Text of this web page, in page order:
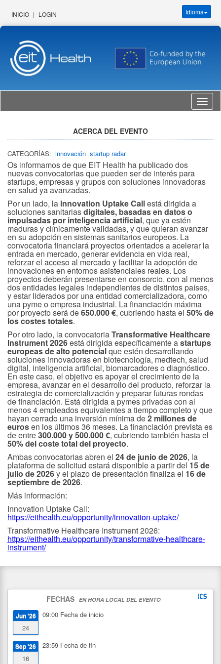
INICIO | LOGIN Idioma
Idioma
ACERCA DEL EVENTO
CATEGORÍAS: innovación startup radar
Os informamos de que EIT Health ha publicado dos
nuevas convocatorias que pueden ser de interés para
startups, empresas y grupos con soluciones innovadoras
en salud ya avanzadas.
Por un lado, la Innovation Uptake Callestá dirigida a
soluciones sanitariasdigitales, basadas en datos o
impulsadas por inteligencia artificial, que ya estén
maduras y clínicamente validadas, y que quieran avanzar
en su adopción en sistemas sanitarios europeos. La
convocatoria financiará proyectos orientados a acelerar la
entrada en mercado, generar evidencia en vida real,
reforzar el acceso al mercado y facilitar la adopción de
innovaciones en entornos asistenciales reales. Los
proyectos deberán presentarse en consorcio, con al menos
dos entidades legales independientes de distintos países,
y estar liderados por una entidad comercializadora, como
una pyme o empresa industrial. La financiación máxima
por proyecto será de650.000 €, cubriendo hasta el 50% de
los costes totales.
Por otro lado, la convocatoriaTransformative Healthcare
Instrument 2026está dirigida específicamente astartups
europeas de alto potencialque estén desarrollando
soluciones innovadoras en biotecnología, medtech, salud
digital, inteligencia artificial, biomarcadores o diagnóstico.
En este caso, el objetivo es apoyar el crecimiento de la
empresa, avanzar en el desarrollo del producto, reforzar la
estrategia de comercialización y preparar futuras rondas
de financiación. Está dirigida a pymes privadas con al
menos 4 empleados equivalentes a tiempo completo y que
hayan cerrado una inversión mínima de2 millones de
eurosen los últimos 36 meses. La financiación prevista es
de entre300.000 y 500.000 €, cubriendo también hasta el
50% del coste total del proyecto.
Ambas convocatorias abren el 24 de junio de 2026, la
plataforma de solicitud estará disponible a partir del15 de
julio de 2026y el plazo de presentación finaliza el 16 de
septiembre de 2026.
Más información:
Innovation Uptake Call:
https://eithealth.eu/opportunity/innovation-uptake/
Transformative Healthcare Instrument 2026:
https://eithealth.eu/opportunity/transformative-healthcare-
instrument/
FECHAS EN HORA LOCAL DEL EVENTO
Jun '26
24
09:00 Fecha de inicio
Sep '26
16
23:59 Fecha de fin